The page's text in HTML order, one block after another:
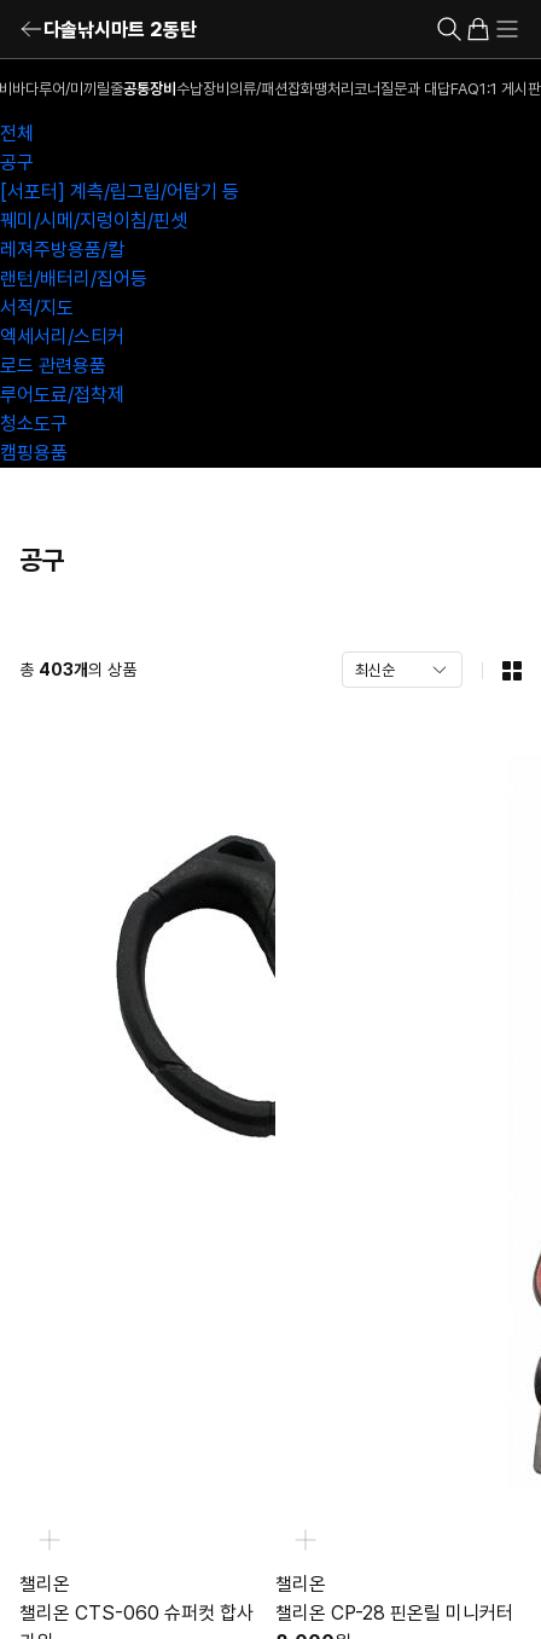
다솔낚시마트 2동탄
바다루어/미끼 릴줄공통장비 수납장비 의류/패션잡화땡처리코너 질문과 대답FAQ1:1 게시판
전체
공구
[서포터] 계측/립그립/어탐기 등
꿰미/시메/지렁이침/핀셋
레져주방용품/칼
랜턴/배터리/집어등
서적/지도
엑세서리/스티커
로드 관련용품
루어도료/접착제
청소도구
캠핑용품
공구
총 403개의 상품
챌리온
챌리온 CTS-060 슈퍼컷 합사
챌리온
챌리온 CP-28 핀온릴 미니커터